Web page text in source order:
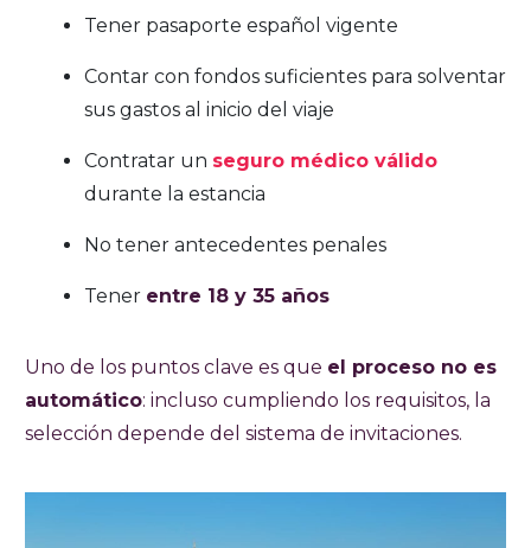
Tener pasaporte español vigente
Contar con fondos suficientes para solventar
sus gastos al inicio del viaje
Contratar un seguro médico válido
durante la estancia
No tener antecedentes penales
Tener entre 18 y 35 años
Uno de los puntos clave es que el proceso no es
automático: incluso cumpliendo los requisitos, la
selección depende del sistema de invitaciones.